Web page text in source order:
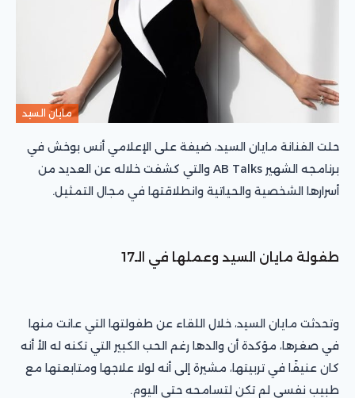
مايان السيد
حلت الفنانة مايان السيد، ضيفة على الإعلامي أنس بوخش في
برنامجه الشهير AB Talks والتي كشفت خلاله عن العديد من
أسرارها الشخصية والحياتية وانطلاقتها في مجال التمثيل.
طفولة مايان السيد وعملها في الـ17
وتحدثت مايان السيد، خلال اللقاء عن طفولتها التي عانت منها
في صغرها، مؤكدة أن والدها رغم الحب الكبير التي تكنه له الأ أنه
كان عنيفًا في تربيتها، مشيرة إلى أنه لولا علاجها ومتابعتها مع
طبيب نفسي لم تكن لتسامحه حتى اليوم.